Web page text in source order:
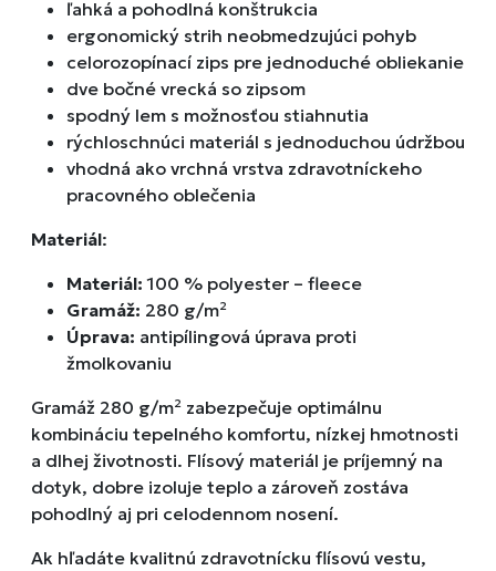
ľahká a pohodlná konštrukcia
ergonomický strih neobmedzujúci pohyb
celorozopínací zips pre jednoduché obliekanie
dve bočné vrecká so zipsom
spodný lem s možnosťou stiahnutia
rýchloschnúci materiál s jednoduchou údržbou
vhodná ako vrchná vrstva zdravotníckeho
pracovného oblečenia
Materiál:
Materiál: 100 % polyester – fleece
Gramáž: 280 g/m²
Úprava: antipílingová úprava proti
žmolkovaniu
Gramáž 280 g/m² zabezpečuje optimálnu
kombináciu tepelného komfortu, nízkej hmotnosti
a dlhej životnosti. Flísový materiál je príjemný na
dotyk, dobre izoluje teplo a zároveň zostáva
pohodlný aj pri celodennom nosení.
Ak hľadáte kvalitnú zdravotnícku flísovú vestu,